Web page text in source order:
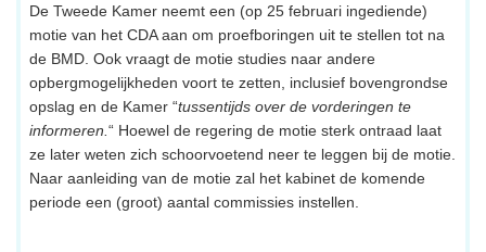
De Tweede Kamer neemt een (op 25 februari ingediende)
motie van het CDA aan om proefboringen uit te stellen tot na
de BMD. Ook vraagt de motie studies naar andere
opbergmogelijkheden voort te zetten, inclusief bovengrondse
opslag en de Kamer “tussentijds over de vorderingen te
informeren. “ Hoewel de regering de motie sterk ontraad laat
ze later weten zich schoorvoetend neer te leggen bij de motie.
Naar aanleiding van de motie zal het kabinet de komende
periode een (groot) aantal commissies instellen.